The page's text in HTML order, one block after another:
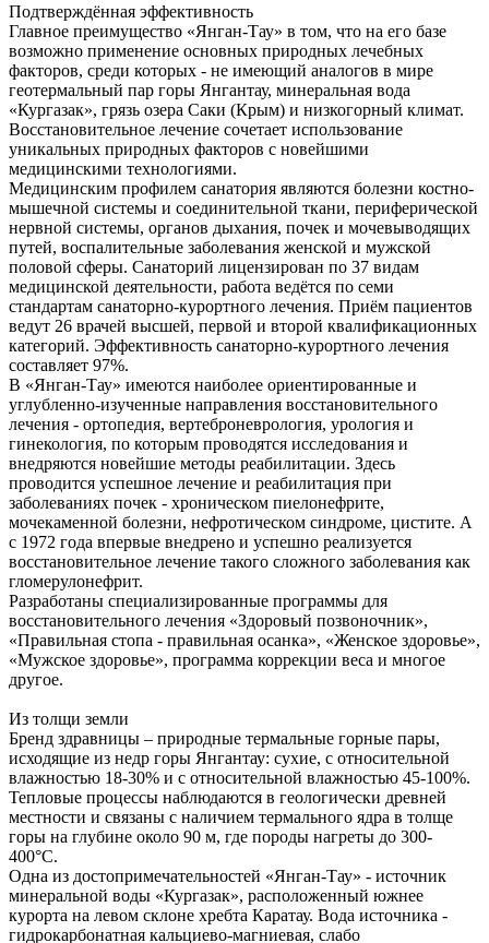
Подтверждённая эффективность
Главное преимущество «Янган-Тау» в том, что на его базе
возможно применение основных природных лечебных
факторов, среди которых - не имеющий аналогов в мире
геотермальный пар горы Янгантау, минеральная вода
«Кургазак», грязь озера Саки (Крым) и низкогорный климат.
Восстановительное лечение сочетает использование
уникальных природных факторов с новейшими
медицинскими технологиями.
Медицинским профилем санатория являются болезни костно-
мышечной системы и соединительной ткани, периферической
нервной системы, органов дыхания, почек и мочевыводящих
путей, воспалительные заболевания женской и мужской
половой сферы. Санаторий лицензирован по 37 видам
медицинской деятельности, работа ведётся по семи
стандартам санаторно-курортного лечения. Приём пациентов
ведут 26 врачей высшей, первой и второй квалификационных
категорий. Эффективность санаторно-курортного лечения
составляет 97%.
В «Янган-Тау» имеются наиболее ориентированные и
углубленно-изученные направления восстановительного
лечения - ортопедия, вертеброневрология, урология и
гинекология, по которым проводятся исследования и
внедряются новейшие методы реабилитации. Здесь
проводится успешное лечение и реабилитация при
заболеваниях почек - хроническом пиелонефрите,
мочекаменной болезни, нефротическом синдроме, цистите. А
с 1972 года впервые внедрено и успешно реализуется
восстановительное лечение такого сложного заболевания как
гломерулонефрит.
Разработаны специализированные программы для
восстановительного лечения «Здоровый позвоночник»,
«Правильная стопа - правильная осанка», «Женское здоровье»,
«Мужское здоровье», программа коррекции веса и многое
другое.
Из толщи земли
Бренд здравницы – природные термальные горные пары,
исходящие из недр горы Янгантау: сухие, с относительной
влажностью 18-30% и с относительной влажностью 45-100%.
Тепловые процессы наблюдаются в геологически древней
местности и связаны с наличием термального ядра в толще
горы на глубине около 90 м, где породы нагреты до 300-
400°C.
Одна из достопримечательностей «Янган-Тау» - источник
минеральной воды «Кургазак», расположенный южнее
курорта на левом склоне хребта Каратау. Вода источника -
гидрокарбонатная кальциево-магниевая, слабо